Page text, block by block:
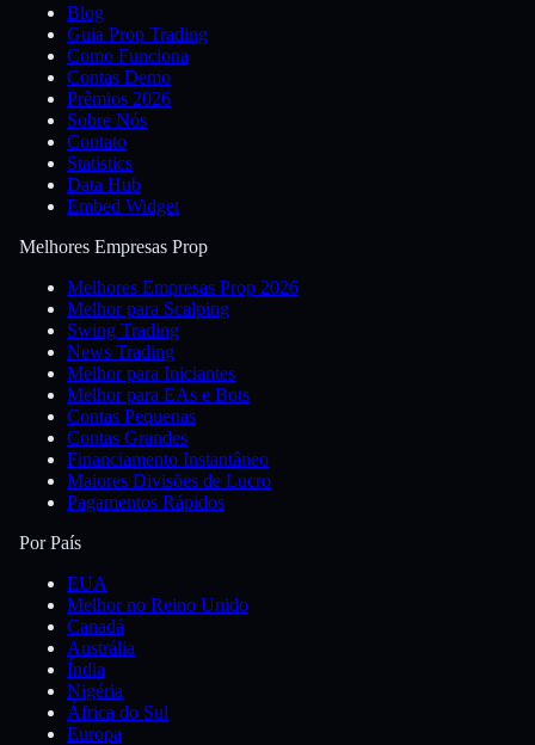
Blog
Guia Prop Trading
Como Funciona
Contas Demo
Prêmios 2026
Sobre Nós
Contato
Statistics
Data Hub
Embed Widget
Melhores Empresas Prop
Melhores Empresas Prop 2026
Melhor para Scalping
Swing Trading
News Trading
Melhor para Iniciantes
Melhor para EAs e Bots
Contas Pequenas
Contas Grandes
Financiamento Instantâneo
Maiores Divisões de Lucro
Pagamentos Rápidos
Por País
EUA
Melhor no Reino Unido
Canadá
Austrália
Índia
Nigéria
África do Sul
Europa